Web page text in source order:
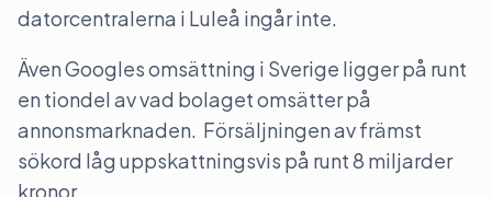
datorcentralerna i Luleå ingår inte.
Även Googles omsättning i Sverige ligger på runt
en tiondel av vad bolaget omsätter på
annonsmarknaden. Försäljningen av främst
sökord låg uppskattningsvis på runt 8 miljarder
kronor.